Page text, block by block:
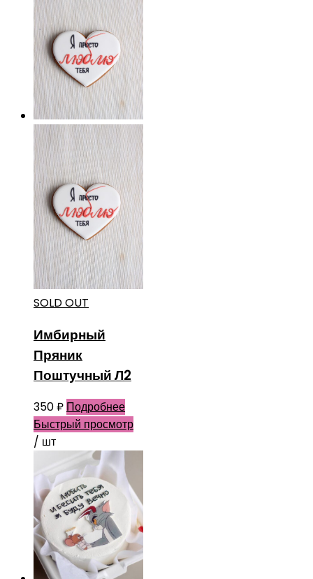
SOLD OUT
Имбирный
Пряник
Поштучный Л2
350₽ Подробнее
Быстрый просмотр
/ шт